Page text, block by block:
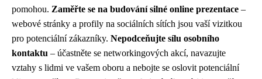
pomohou. Zaměřte se na budování silné online prezentace –
webové stránky a profily na sociálních sítích jsou vaší vizitkou
pro potenciální zákazníky. Nepodceňujte sílu osobního
kontaktu – účastněte se networkingových akcí, navazujte
vztahy s lidmi ve vašem oboru a nebojte se oslovit potenciální